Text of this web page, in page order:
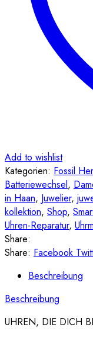
Add to wishlist
Kategorien: Fossil
Batteriewechsel,
in Haan, Juwelier,
kollektion, Shop,
Uhren-Reparatur,
Share:
Share: Facebook
Beschreibung
Beschreibung
UHREN, DIE DICH